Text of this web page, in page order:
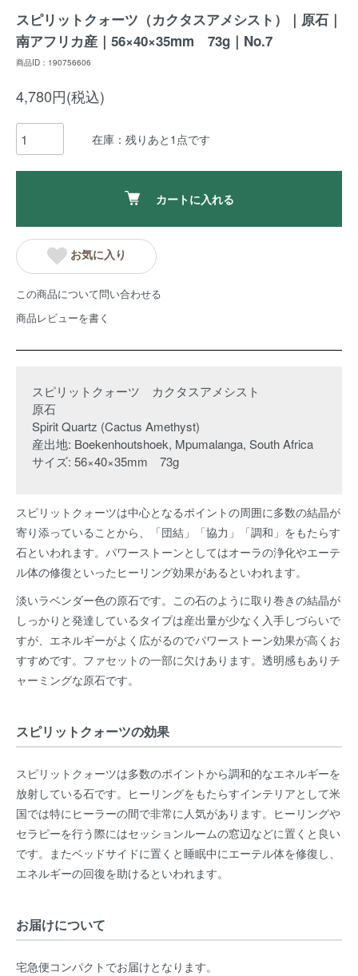
スピリットクォーツ（カクタスアメシスト）｜原石｜
南アフリカ産｜56×40×35mm 73g｜No.7
商品ID：190756606
4,780円(税込)
在庫：残りあと1点です
カートに入れる
お気に入り
この商品について問い合わせる
商品レビューを書く
スピリットクォーツ カクタスアメシスト
原石
Spirit Quartz (Cactus Amethyst)
産出地: Boekenhoutshoek, Mpumalanga, South Africa
サイズ: 56×40×35mm 73g
スピリットクォーツは中心となるポイントの周囲に多数の結晶が
寄り添っていることから、「団結」「協力」「調和」をもたらす
石といわれます。パワーストーンとしてはオーラの浄化やエーテ
ル体の修復といったヒーリング効果があるといわれます。
淡いラベンダー色の原石です。この石のように取り巻きの結晶が
しっかりと発達しているタイプは産出量が少なく入手しづらいで
すが、エネルギーがよく広がるのでパワーストーン効果が高くお
すすめです。ファセットの一部に欠けあります。透明感もありチ
ャーミングな原石です。
スピリットクォーツの効果
スピリットクォーツは多数のポイントから調和的なエネルギーを
放射している石です。ヒーリングをもたらすインテリアとして米
国では特にヒーラーの間で非常に人気があります。ヒーリングや
セラピーを行う際にはセッションルームの窓辺などに置くと良い
です。またベッドサイドに置くと睡眠中にエーテル体を修復し、
エネルギーの回復を助けるといわれます。
お届けについて
宅急便コンパクトでお届けとなります。